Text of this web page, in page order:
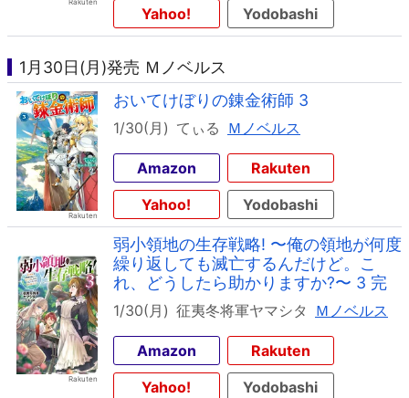
Yahoo! Yodobashi
1月30日(月)発売 Ｍノベルス
おいてけぼりの錬金術師 3
1/30(月) てぃる Ｍノベルス
Amazon
Rakuten
Yahoo!
Yodobashi
弱小領地の生存戦略! 〜俺の領地が何度
繰り返しても滅亡するんだけど。こ
れ、どうしたら助かりますか?〜 3 完
1/30(月) 征夷冬将軍ヤマシタ Ｍノベルス
Amazon
Rakuten
Yahoo!
Yodobashi